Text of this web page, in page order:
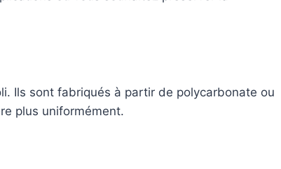
Ils sont fabriqués à partir de polycarbonate ou
plus uniformément.